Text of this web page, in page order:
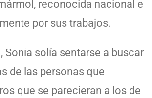
reconocida nacional e
por sus trabajos.
Sonia solía sentarse a buscar
de las personas que
que se parecieran a los de